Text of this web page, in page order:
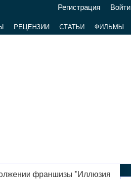
Регистрация Войти
РЕЦЕНЗИИ СТАТЬИ ФИЛЬМЫ
франшизы "Иллюзия